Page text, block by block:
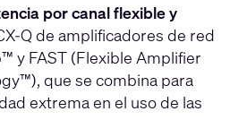
por canal flexible y
Q de amplificadores de red
y FAST (Flexible Amplifier
que se combina para
extrema en el uso de las